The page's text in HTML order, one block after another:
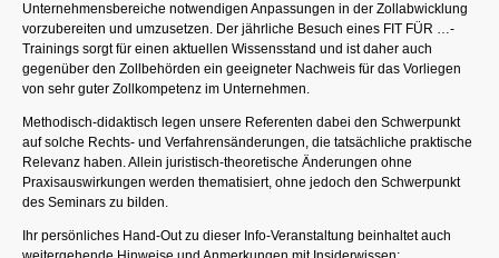
Unternehmensbereiche notwendigen Anpassungen in der Zollabwicklung
vorzubereiten und umzusetzen. Der jährliche Besuch eines FIT FÜR …-
Trainings sorgt für einen aktuellen Wissensstand und ist daher auch
gegenüber den Zollbehörden ein geeigneter Nachweis für das Vorliegen
von sehr guter Zollkompetenz im Unternehmen.
Methodisch-didaktisch legen unsere Referenten dabei den Schwerpunkt
auf solche Rechts- und Verfahrensänderungen, die tatsächliche praktische
Relevanz haben. Allein juristisch-theoretische Änderungen ohne
Praxisauswirkungen werden thematisiert, ohne jedoch den Schwerpunkt
des Seminars zu bilden.
Ihr persönliches Hand-Out zu dieser Info-Veranstaltung beinhaltet auch